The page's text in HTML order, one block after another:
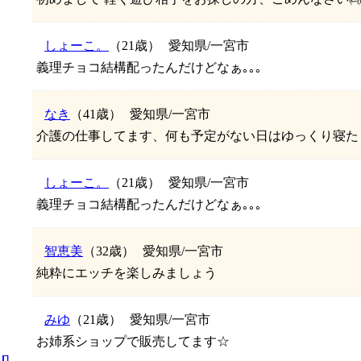
しょーこ。 （21歳）
愛知県/一宮市
義理チョコ結構配ったんだけどなぁ｡｡｡
なき （41歳）
愛知県/一宮市
介護の仕事してます、何も予定がない日はゆっくり寝た
しょーこ。 （21歳）
愛知県/一宮市
義理チョコ結構配ったんだけどなぁ｡｡｡
智恵美 （32歳）
愛知県/一宮市
純粋にエッチを楽しみましょう
みゆ （21歳）
愛知県/一宮市
お姉系ショップで販売してます☆